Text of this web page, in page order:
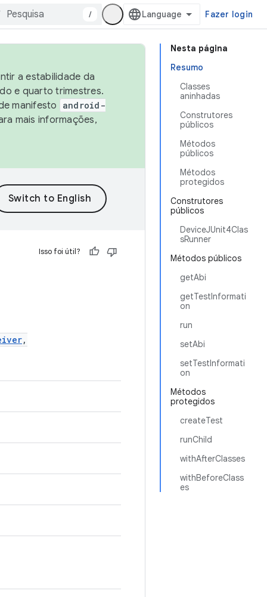
/ Fazer login
Nesta página
Resumo
Classes
aninhadas
Construtores
públicos
Métodos
públicos
Métodos
protegidos
Construtores
públicos
DeviceJUnit4Clas
sRunner
Métodos públicos
getAbi
getTestInformati
on
run
setAbi
setTestInformati
on
Métodos
protegidos
createTest
runChild
withAfterClasses
withBeforeClass
es
a estabilidade da
e quarto trimestres.
manifesto
android-
mais informações,
Isso foi útil?
,